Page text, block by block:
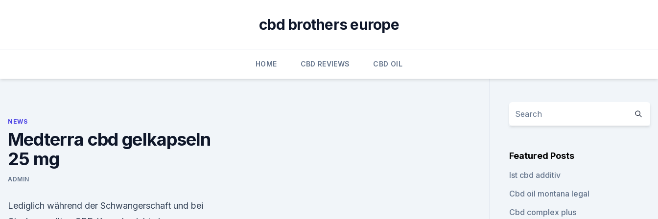
cbd brothers europe
HOME CBD REVIEWS CBD OIL
NEWS
Medterra cbd gelkapseln
25 mg
ADMIN
Lediglich während der Schwangerschaft und bei
Featured Posts
Ist cbd additiv
Cbd oil montana legal
Cbd complex plus